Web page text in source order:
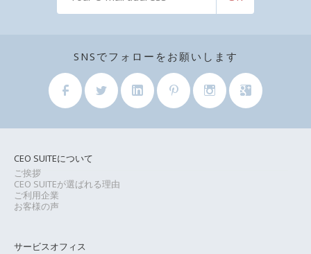
SNSでフォローをお願いします
CEO SUITEについて
ご挨拶
CEO SUITEが選ばれる理由
ご利用企業
お客様の声
サービスオフィス